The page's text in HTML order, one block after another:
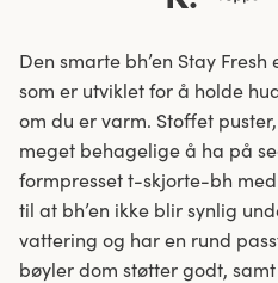
Den smarte bh’en Stay
som er utviklet for å holde
om du er varm. Stoffet
meget behagelige å ha på
formpresset t-skjorte-bh
til at bh’en ikke blir synlig
vattering og har en rund
bøyler dom støtter godt,